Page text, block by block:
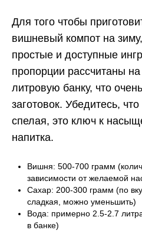
Для того чтобы
вишневый компот на
простые и доступные
пропорции рассчитаны
литровую банку, что
заготовок. Убедитесь,
спелая, это ключ к
напитка.
Вишня: 500-700 грамм
зависимости от желаемой
Сахар: 200-300 грамм (по
сладкая, можно уменьшить)
Вода: примерно 2.5-2.7
в банке)